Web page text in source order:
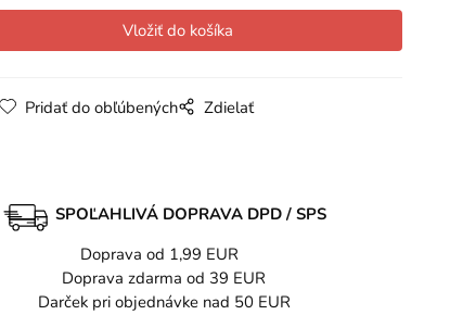
Pridať do obľúbených Zdielať
SPOĽAHLIVÁ DOPRAVA DPD / SPS
Doprava od 1,99 EUR
Doprava zdarma od 39 EUR
Darček pri objednávke nad 50 EUR